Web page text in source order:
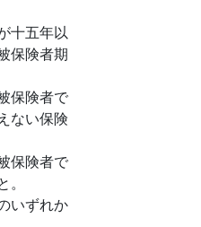
十五年以
保険者期
保険者で
ない保険
保険者で
いずれか